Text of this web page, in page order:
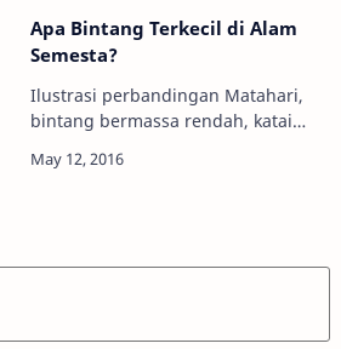
Apa Bintang Terkecil di Alam
Semesta?
Ilustrasi perbandingan Matahari,
bintang bermassa rendah, katai
NASA/JPL Info Astronomy - Para